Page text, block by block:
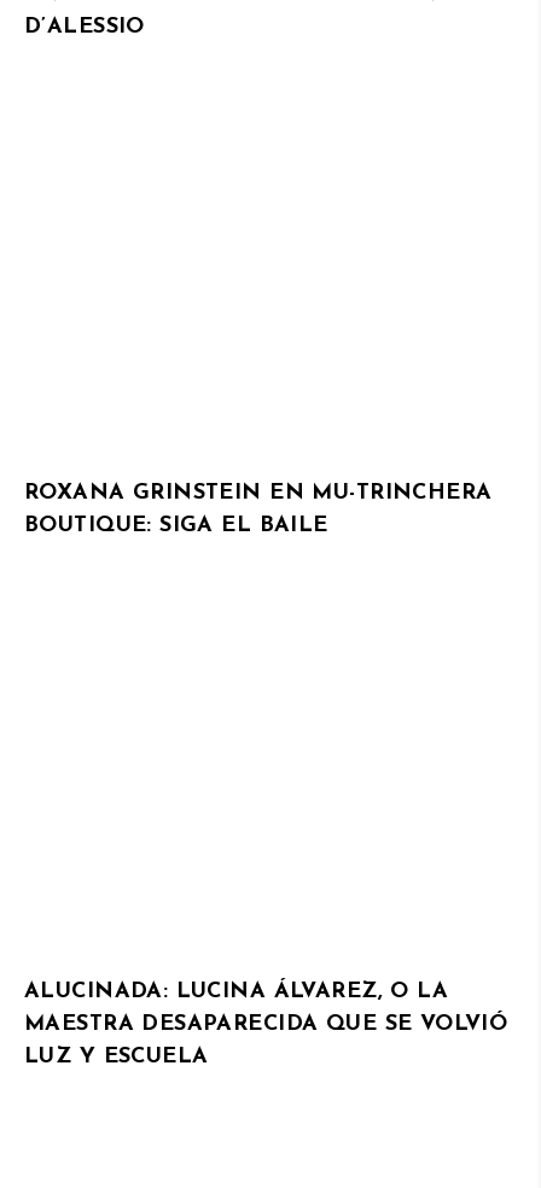
D’ALESSIO
ROXANA GRINSTEIN EN MU-TRINCHERA
BOUTIQUE: SIGA EL BAILE
ALUCINADA: LUCINA ÁLVAREZ, O LA
MAESTRA DESAPARECIDA QUE SE VOLVIÓ
LUZ Y ESCUELA